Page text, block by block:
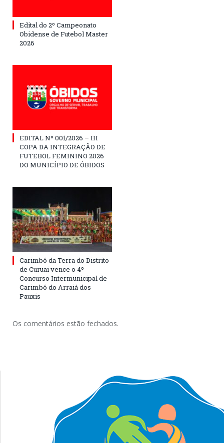
Edital do 2º Campeonato
Obidense de Futebol Master
2026
EDITAL Nº 001/2026 – III
COPA DA INTEGRAÇÃO DE
FUTEBOL FEMININO 2026
DO MUNICÍPIO DE ÓBIDOS
Carimbó da Terra do Distrito
de Curuai vence o 4º
Concurso Intermunicipal de
Carimbó do Arraiá dos
Pauxis
Os comentários estão fechados.